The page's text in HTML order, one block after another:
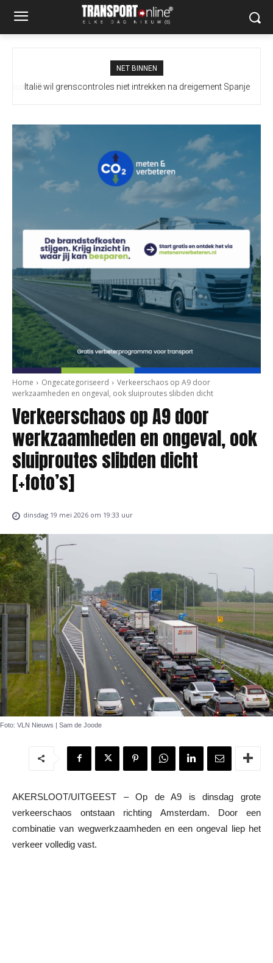
NET BINNEN
Italië wil grenscontroles niet intrekken na dreigement Spanje
Home Ongecategoriseerd
Verkeerschaos op A9 door
werkzaamheden en ongeval, ook sluiproutes slibden dicht
Verkeerschaos op A9 door
werkzaamheden en ongeval, ook
sluiproutes slibden dicht
[+foto’s]
dinsdag 19 mei 2026 om 19:33 uur
Foto: VLN Nieuws | Sam de Joode
AKERSLOOT/UITGEEST – Op de A9 is dinsdag grote
verkeerschaos ontstaan richting Amsterdam. Door een
combinatie van wegwerkzaamheden en een ongeval liep het
verkeer volledig vast.